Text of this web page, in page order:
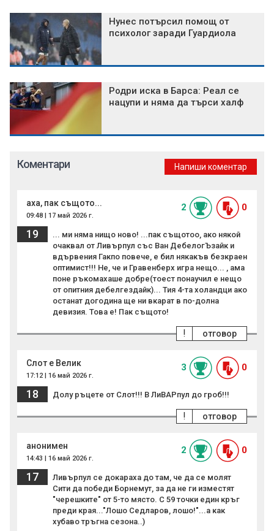
Нунес потърсил помощ от
психолог заради Гуардиола
Родри иска в Барса: Реал се
нацупи и няма да търси халф
Коментари Напиши коментар
аха, пак същото...
09:48 | 17 май 2026 г.
2 0
19
... ми няма нищо ново! ...пак същотоо, ако някой
очаквал от Ливърпул със Ван ДебелогЪзайк и
вдървения Гакпо повече, е бил някакъв безкраен
оптимист!!! Не, че и Гравенберх игра нещо... , ама
поне ръкомахаше добре(тоест понаучил е нещо
от опитния дебелгездайк)... Тия 4-та холандци ако
останат догодина ще ни вкарат в по-долна
девизия. Това е! Пак същото!
отговор
!
Слот е Велик
17:12 | 16 май 2026 г.
3 0
18 Долу ръцете от Слот!!! В ЛиВАРпул до гроб!!!
отговор
!
анонимен
14:43 | 16 май 2026 г.
2 0
17
Ливърпул се докараха до там, че да се молят
Сити да победи Борнемут, за да не ги изместят
"черешките" от 5-то място. С 59 точки един кръг
преди края..."Лошо Седларов, лошо!"...а как
хубаво тръгна сезона..)